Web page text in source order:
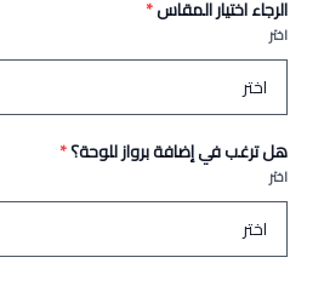
الرجاء اختيار المقاس*
اختر
هل ترغب في إضافة برواز للوحة؟*
اختر